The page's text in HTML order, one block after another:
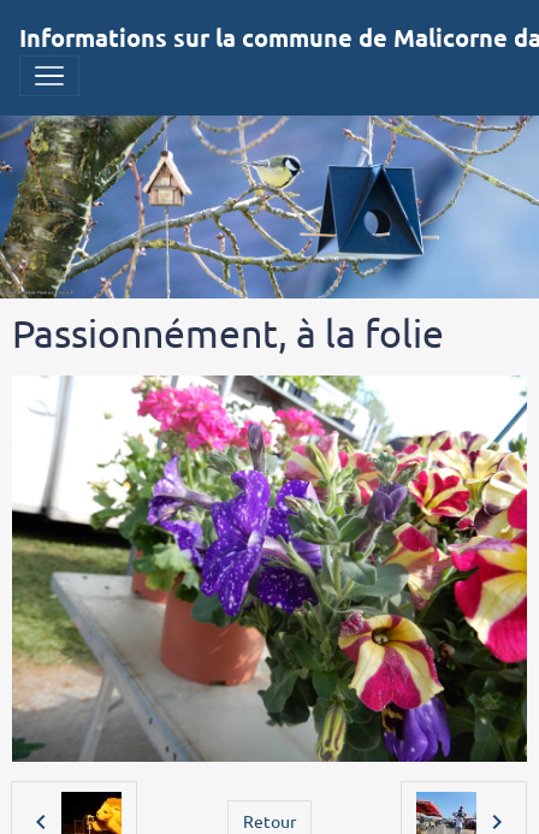
Informations sur la commune de Malicorne
Passionnément, à la folie
Retour